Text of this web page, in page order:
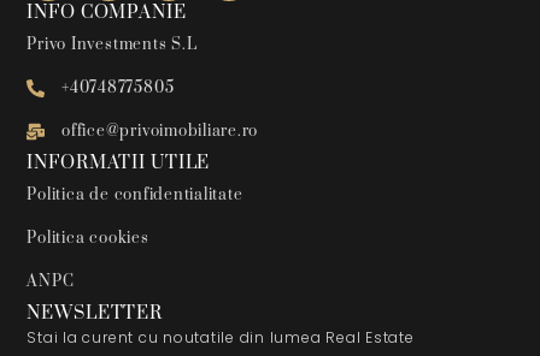
INFO COMPANIE
Privo Investments S.L
+40748775805
office@privoimobiliare.ro
INFORMATII UTILE
Politica de confidentialitate
Politica cookies
ANPC
NEWSLETTER
Stai la curent cu noutatile din lumea Real Estate